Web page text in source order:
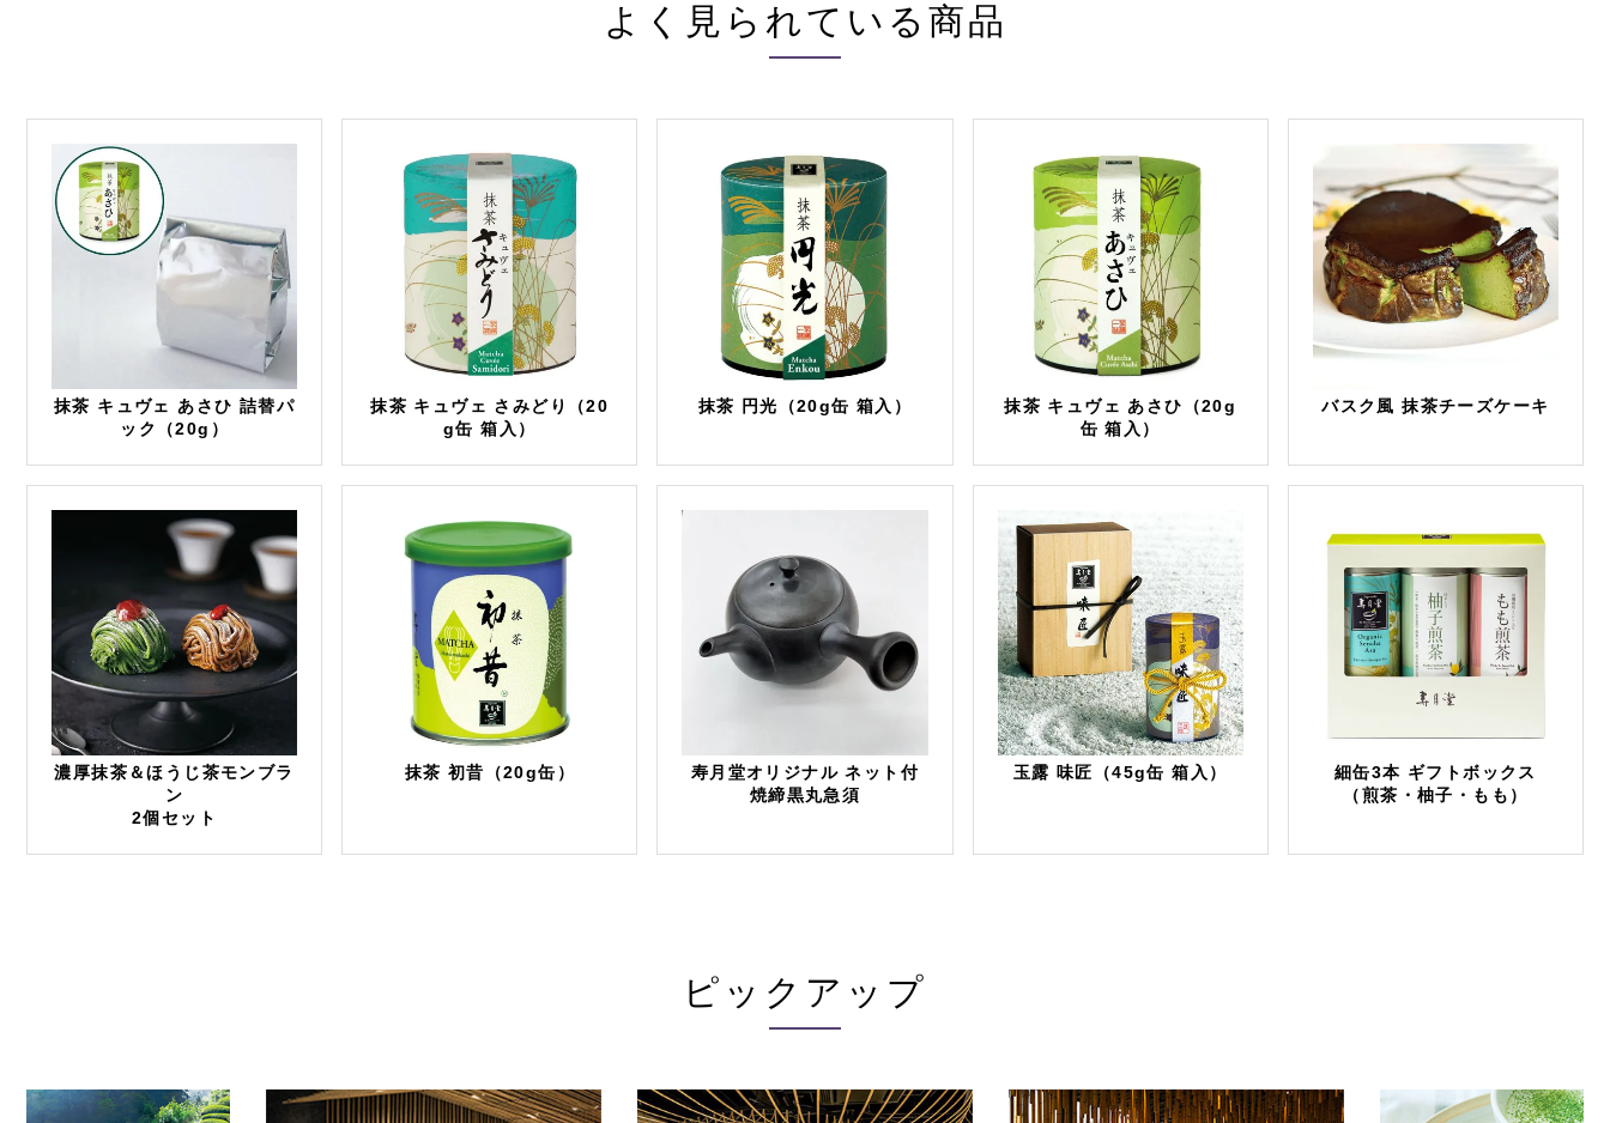
よく見られている商品
抹茶 キュヴェ あさひ 詰替パ
ック（20g）
抹茶 キュヴェ さみどり（20
g缶 箱入）
抹茶 円光（20g缶 箱入）
抹茶 キュヴェ あさひ（20g
缶 箱入）
バスク風 抹茶チーズケーキ
濃厚抹茶＆ほうじ茶モンブラ
ン
2個セット
抹茶 初昔（20g缶）
寿月堂オリジナル ネット付
焼締黒丸急須
玉露 味匠（45g缶 箱入）
細缶3本 ギフトボックス
（煎茶・柚子・もも）
ピックアップ